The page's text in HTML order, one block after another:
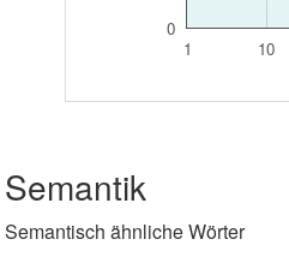
1 10
0
Semantik
Semantisch ähnliche Wörter